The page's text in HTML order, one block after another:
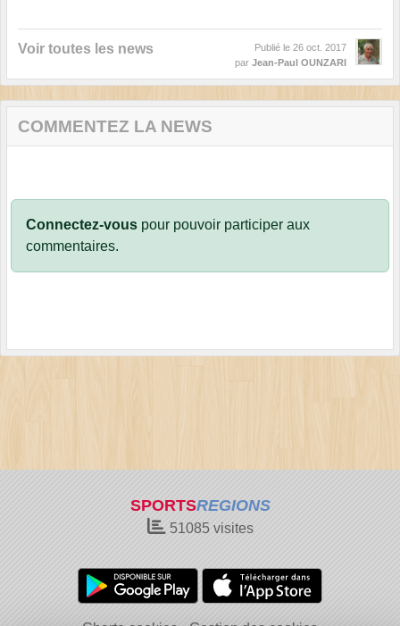
Voir toutes les news Publié le 26 oct. 2017
par Jean-Paul OUNZARI
COMMENTEZ LA NEWS
Connectez-vous pour pouvoir participer aux
commentaires.
SPORTSREGIONS
51085visites